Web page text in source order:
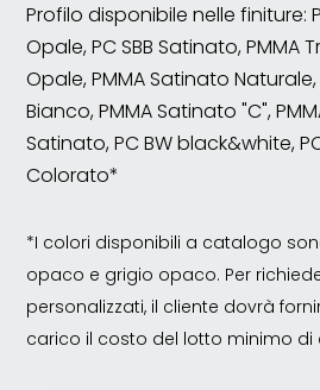
Profilo disponibile nelle finiture:
Opale, PC SBB Satinato, PMMA
Opale, PMMA Satinato
Bianco, PMMA Satinato "C",
Satinato, PC BW black&white,
Colorato*
*I colori disponibili a catalogo
opaco e grigio opaco. Per
personalizzati, il cliente dovrà
carico il costo del lotto minimo di